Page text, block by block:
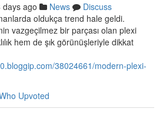
days ago News
Discuss
oldukça trend hale geldi.
vazgeçilmez bir parçası olan plexi
hem de şık görünüşleriyle dikkat
38024661/modern-plexi-
Upvoted